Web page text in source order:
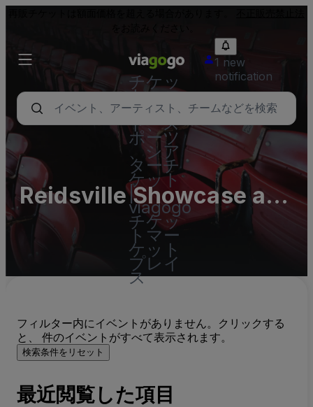
チケッ
ト - コ
ンサー
ト、ス
ポーツ
、シア
ターチ
ケット
|
viagogo
チケッ
トマー
ケット
プレイ
ス
1 new
notification
Reidsville Showcase at
The Rockingham
Theater Parking Lots
(InActive)
フィルター内にイベントがありません。クリックする
と、 件のイベントがすべて表示されます。
検索条件をリセット
最近閲覧した項目